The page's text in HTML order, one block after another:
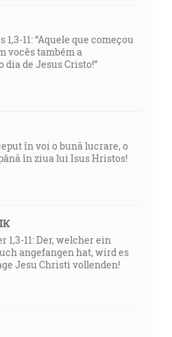
1,3-11: “Aquele que começou
vocês também a
dia de Jesus Cristo!”
în voi o bună lucrare, o
în ziua lui Isus Hristos!
1,3-11: Der, welcher ein
angefangen hat, wird es
Jesu Christi vollenden!